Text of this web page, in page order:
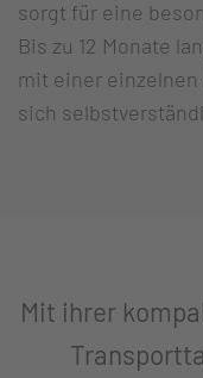
sorgt für eine
Bis zu 12 Monate
mit einer
sich
Mit ihrer